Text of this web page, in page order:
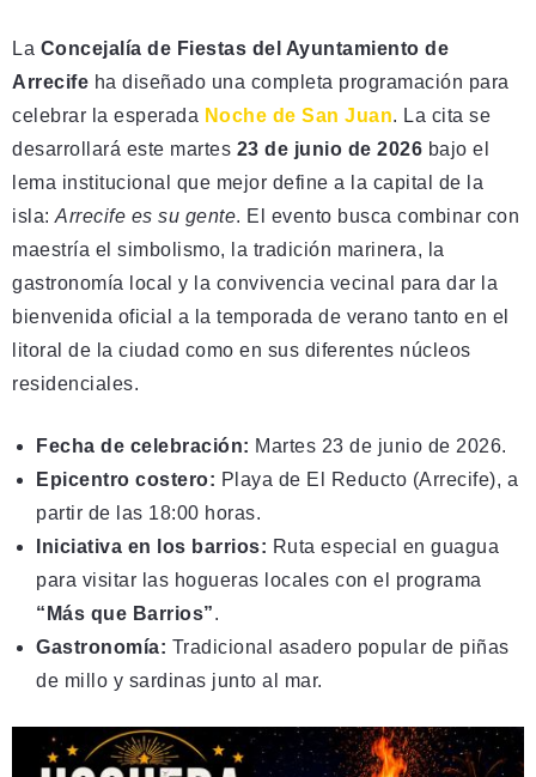
La Concejalía de Fiestas del Ayuntamiento de
Arrecife ha diseñado una completa programación para
celebrar la esperada Noche de San Juan. La cita se
desarrollará este martes 23 de junio de 2026 bajo el
lema institucional que mejor define a la capital de la
isla: Arrecife es su gente. El evento busca combinar con
maestría el simbolismo, la tradición marinera, la
gastronomía local y la convivencia vecinal para dar la
bienvenida oficial a la temporada de verano tanto en el
litoral de la ciudad como en sus diferentes núcleos
residenciales.
Fecha de celebración: Martes 23 de junio de 2026.
Epicentro costero: Playa de El Reducto (Arrecife), a
partir de las 18:00 horas.
Iniciativa en los barrios: Ruta especial en guagua
para visitar las hogueras locales con el programa
“Más que Barrios”.
Gastronomía: Tradicional asadero popular de piñas
de millo y sardinas junto al mar.